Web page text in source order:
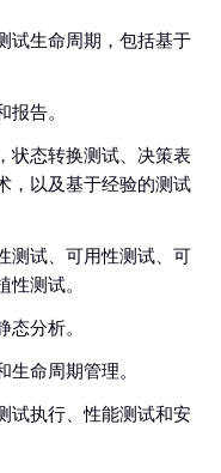
试生命周期，包括基于
告。
状态转换测试、决策表
，以及基于经验的测试
测试、可用性测试、可
测试。
分析。
命周期管理。
试执行、性能测试和安